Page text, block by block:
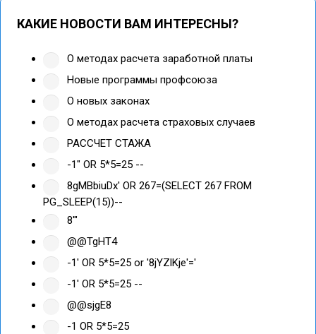
КАКИЕ НОВОСТИ ВАМ ИНТЕРЕСНЫ?
О методах расчета заработной платы
Новые программы профсоюза
О новых законах
О методах расчета страховых случаев
РАССЧЕТ СТАЖА
-1" OR 5*5=25 --
8gMBbiuDx' OR 267=(SELECT 267 FROM
PG_SLEEP(15))--
8'"
@@TgHT4
-1' OR 5*5=25 or '8jYZlKje'='
-1' OR 5*5=25 --
@@sjgE8
-1 OR 5*5=25